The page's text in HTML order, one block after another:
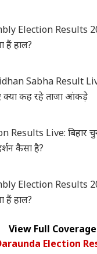
Election Results
हैं हाल?
Sabha Result
क्या कह रहे ताजा आंकड़े
Results Live: बिहार
कैसा है?
Election Results
हैं हाल?
View Full
Election